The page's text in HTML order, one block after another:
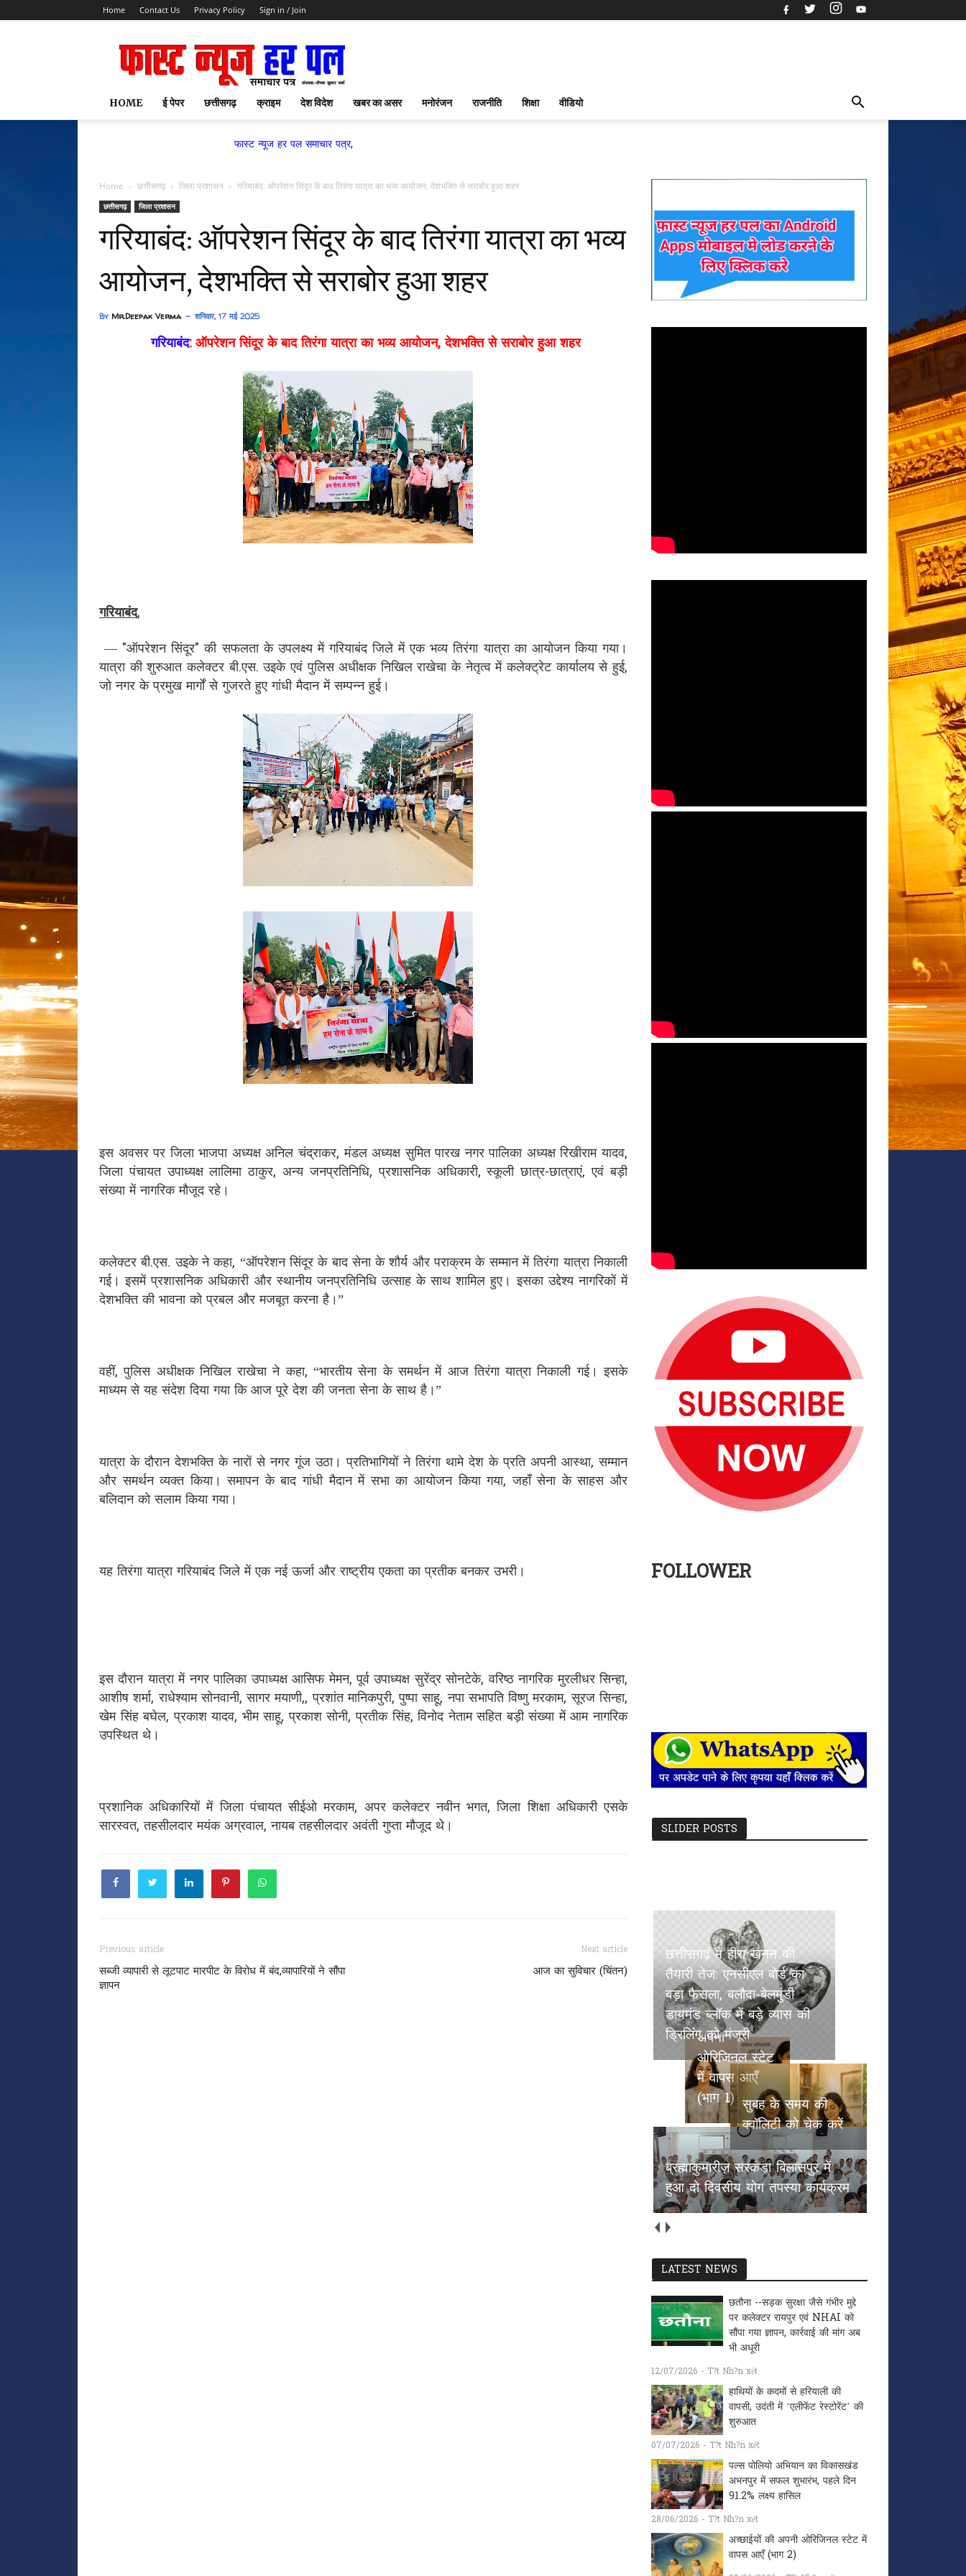
Home Contact Us Privacy Policy Sign in / Join
HOME ई पेपर छत्तीसगढ़ क्राइम देश विदेश खबर का असर मनोरंजन राजनीति शिक्षा वीडियो
फास्ट न्यूज हर पल समाचार पत्र,
Home छत्तीसगढ़ जिला प्रशासन गरियाबंद: ऑपरेशन सिंदूर के बाद तिरंगा यात्रा का भव्य आयोजन, देशभक्ति से सराबोर हुआ शहर
छत्तीसगढ़ जिला प्रशासन
गरियाबंद: ऑपरेशन सिंदूर के बाद तिरंगा यात्रा का भव्य
आयोजन, देशभक्ति से सराबोर हुआ शहर
By Mr.Deepak Verma शनिवार, 17 मई 2025
गरियाबंद: ऑपरेशन सिंदूर के बाद तिरंगा यात्रा का भव्य आयोजन, देशभक्ति से सराबोर हुआ शहर
गरियाबंद,
— "ऑपरेशन सिंदूर" की सफलता के उपलक्ष्य में गरियाबंद जिले में एक भव्य तिरंगा यात्रा का आयोजन किया गया।
यात्रा की शुरुआत कलेक्टर बी.एस. उइके एवं पुलिस अधीक्षक निखिल राखेचा के नेतृत्व में कलेक्ट्रेट कार्यालय से हुई,
जो नगर के प्रमुख मार्गों से गुजरते हुए गांधी मैदान में सम्पन्न हुई।
इस अवसर पर जिला भाजपा अध्यक्ष अनिल चंद्राकर, मंडल अध्यक्ष सुमित पारख नगर पालिका अध्यक्ष रिखीराम यादव,
जिला पंचायत उपाध्यक्ष लालिमा ठाकुर, अन्य जनप्रतिनिधि, प्रशासनिक अधिकारी, स्कूली छात्र-छात्राएं, एवं बड़ी
संख्या में नागरिक मौजूद रहे।
कलेक्टर बी.एस. उइके ने कहा, “ऑपरेशन सिंदूर के बाद सेना के शौर्य और पराक्रम के सम्मान में तिरंगा यात्रा निकाली
गई। इसमें प्रशासनिक अधिकारी और स्थानीय जनप्रतिनिधि उत्साह के साथ शामिल हुए। इसका उद्देश्य नागरिकों में
देशभक्ति की भावना को प्रबल और मजबूत करना है।”
वहीं, पुलिस अधीक्षक निखिल राखेचा ने कहा, “भारतीय सेना के समर्थन में आज तिरंगा यात्रा निकाली गई। इसके
माध्यम से यह संदेश दिया गया कि आज पूरे देश की जनता सेना के साथ है।”
यात्रा के दौरान देशभक्ति के नारों से नगर गूंज उठा। प्रतिभागियों ने तिरंगा थामे देश के प्रति अपनी आस्था, सम्मान
और समर्थन व्यक्त किया। समापन के बाद गांधी मैदान में सभा का आयोजन किया गया, जहाँ सेना के साहस और
बलिदान को सलाम किया गया।
यह तिरंगा यात्रा गरियाबंद जिले में एक नई ऊर्जा और राष्ट्रीय एकता का प्रतीक बनकर उभरी।
इस दौरान यात्रा में नगर पालिका उपाध्यक्ष आसिफ मेमन, पूर्व उपाध्यक्ष सुरेंद्र सोनटेके, वरिष्ठ नागरिक मुरलीधर सिन्हा,
आशीष शर्मा, राधेश्याम सोनवानी, सागर मयाणी,, प्रशांत मानिकपुरी, पुष्पा साहू, नपा सभापति विष्णु मरकाम, सूरज सिन्हा,
खेम सिंह बघेल, प्रकाश यादव, भीम साहू, प्रकाश सोनी, प्रतीक सिंह, विनोद नेताम सहित बड़ी संख्या में आम नागरिक
उपस्थित थे।
प्रशानिक अधिकारियों में जिला पंचायत सीईओ मरकाम, अपर कलेक्टर नवीन भगत, जिला शिक्षा अधिकारी एसके
सारस्वत, तहसीलदार मयंक अग्रवाल, नायब तहसीलदार अवंती गुप्ता मौजूद थे।
Previous article
सब्जी व्यापारी से लूटपाट मारपीट के विरोध में बंद,व्यापारियों ने सौंपा
ज्ञापन
Next article
आज का सुविचार (चिंतन)
FOLLOWER
SLIDER POSTS
छत्तीसगढ़ में हीरा खनन की तैयारी तेज:
एनसीएल बोर्ड का बड़ा फैसला, बलौदा-
बेलमुंडी डायमंड ब्लॉक में बड़े व्यास की
ड्रिलिंग को मंजूरी
अच्छाईयों की
अपनी
ओरिजिनल स्टेट
में वापस आएँ
(भाग 1)
सुबह के समय
की क्वॉलिटी को
चेक करें
ब्रह्माकुमारीज़ सरकंडा बिलासपुर में
हुआ दो दिवसीय योग तपस्या कार्यक्रम
LATEST NEWS
छतौना --सड़क सुरक्षा जैसे गंभीर मुद्दे
पर कलेक्टर रायपुर एवं NHAI को
सौंपा गया ज्ञापन, कार्रवाई की मांग अब
भी अधूरी
12/07/2026 - T?t Nh?n xét
हाथियों के कदमों से हरियाली की
वापसी, उदंती में ‘एलीफेंट रेस्टोरेंट’ की
शुरुआत
07/07/2026 - T?t Nh?n xét
पल्स पोलियो अभियान का विकासखंड
अभनपुर में सफल शुभारंभ, पहले दिन
91.2% लक्ष्य हासिल
28/06/2026 - T?t Nh?n xét
अच्छाईयों की अपनी ओरिजिनल स्टेट में
वापस आएँ (भाग 2)